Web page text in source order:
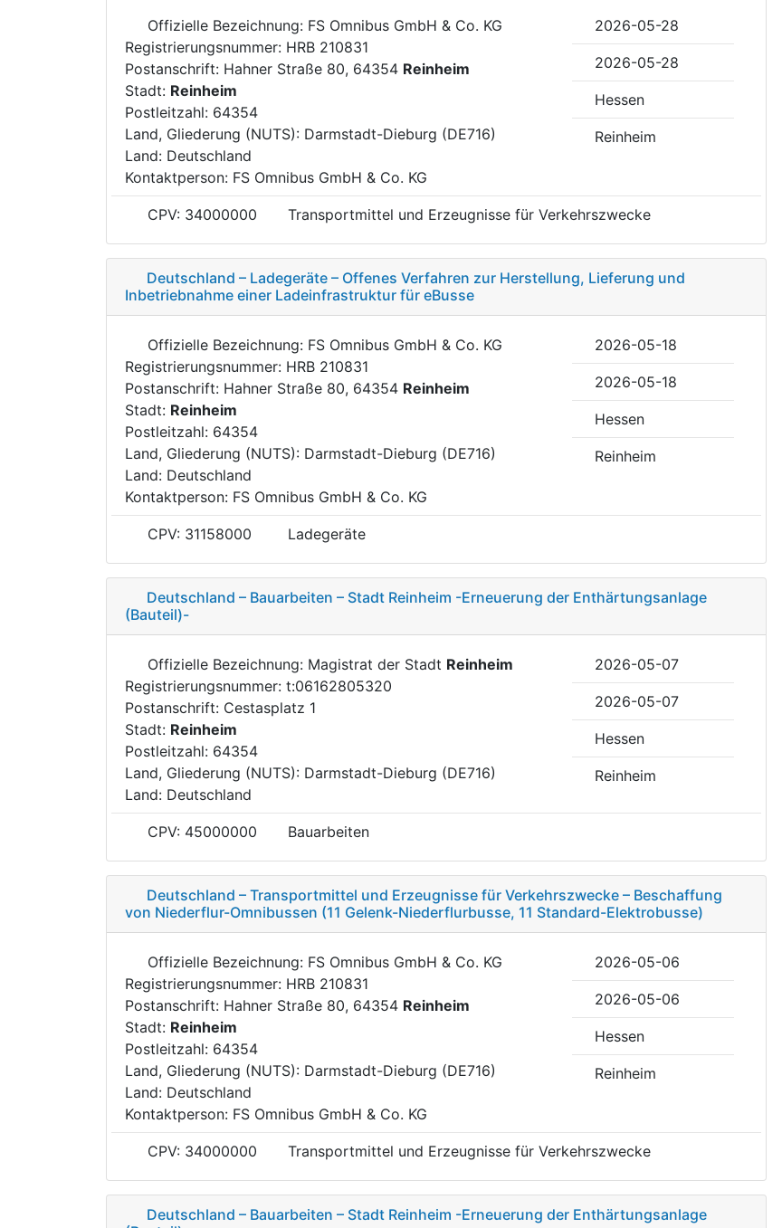
Offizielle Bezeichnung: FS Omnibus GmbH & Co. KG
Registrierungsnummer: HRB 210831
Postanschrift: Hahner Straße 80, 64354 Reinheim
Stadt: Reinheim
Postleitzahl: 64354
Land, Gliederung (NUTS): Darmstadt-Dieburg (DE716)
Land: Deutschland
Kontaktperson: FS Omnibus GmbH & Co. KG
2026-05-28
2026-05-28
Hessen
Reinheim
CPV: 34000000 Transportmittel und Erzeugnisse für Verkehrszwecke
Deutschland – Ladegeräte – Offenes Verfahren zur Herstellung, Lieferung und
Inbetriebnahme einer Ladeinfrastruktur für eBusse
Offizielle Bezeichnung: FS Omnibus GmbH & Co. KG
Registrierungsnummer: HRB 210831
Postanschrift: Hahner Straße 80, 64354 Reinheim
Stadt: Reinheim
Postleitzahl: 64354
Land, Gliederung (NUTS): Darmstadt-Dieburg (DE716)
Land: Deutschland
Kontaktperson: FS Omnibus GmbH & Co. KG
2026-05-18
2026-05-18
Hessen
Reinheim
CPV: 31158000 Ladegeräte
Deutschland – Bauarbeiten – Stadt Reinheim -Erneuerung der Enthärtungsanlage
(Bauteil)-
Offizielle Bezeichnung: Magistrat der Stadt Reinheim
Registrierungsnummer: t:06162805320
Postanschrift: Cestasplatz 1
Stadt: Reinheim
Postleitzahl: 64354
Land, Gliederung (NUTS): Darmstadt-Dieburg (DE716)
Land: Deutschland
2026-05-07
2026-05-07
Hessen
Reinheim
CPV: 45000000 Bauarbeiten
Deutschland – Transportmittel und Erzeugnisse für Verkehrszwecke – Beschaffung
von Niederflur-Omnibussen (11 Gelenk-Niederflurbusse, 11 Standard-Elektrobusse)
Offizielle Bezeichnung: FS Omnibus GmbH & Co. KG
Registrierungsnummer: HRB 210831
Postanschrift: Hahner Straße 80, 64354 Reinheim
Stadt: Reinheim
Postleitzahl: 64354
Land, Gliederung (NUTS): Darmstadt-Dieburg (DE716)
Land: Deutschland
Kontaktperson: FS Omnibus GmbH & Co. KG
2026-05-06
2026-05-06
Hessen
Reinheim
CPV: 34000000 Transportmittel und Erzeugnisse für Verkehrszwecke
Deutschland – Bauarbeiten – Stadt Reinheim -Erneuerung der Enthärtungsanlage